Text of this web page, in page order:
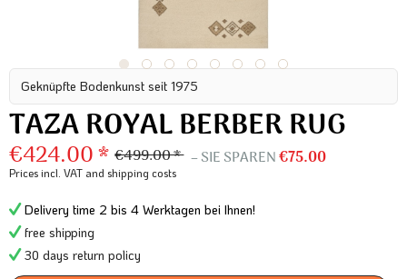
Geknüpfte Bodenkunst seit 1975
TAZA ROYAL BERBER RUG
€424.00 * €499.00 * – SIE SPAREN€75.00
Prices incl. VAT and shipping costs
Delivery time 2 bis 4 Werktagen bei Ihnen!
free shipping
30 days return policy